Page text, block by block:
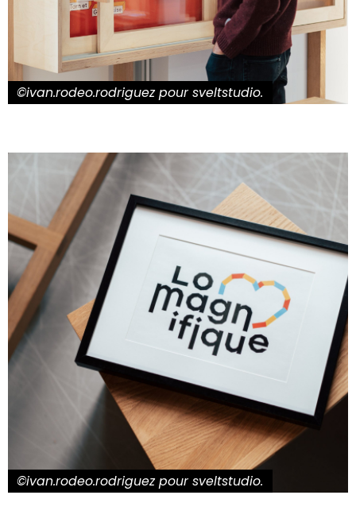
©ivan.rodeo.rodriguez pour sveltstudio.
©ivan.rodeo.rodriguez pour sveltstudio.